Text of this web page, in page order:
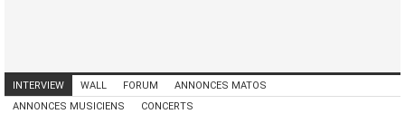
INTERVIEW WALL FORUM
ANNONCES MATOS
ANNONCES MUSICIENS
CONCERTS